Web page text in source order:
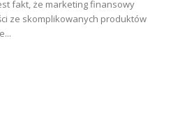
fakt, że marketing finansowy
ze skomplikowanych produktów